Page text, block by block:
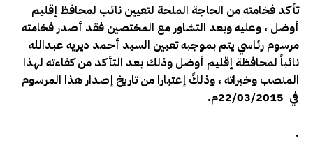
تأكد فخامته من الحاجة الملحة لتعيين نائب لمحافظ إقليم
أوضل ، وعليه وبعد التشاور مع المختصين فقد أصدر فخامته
مرسوم رئاسي يتم بموجبه تعيين السيد أحمد ديريه عبدالله
نائباً لمحافظة إقليم أوضل وذلك بعد التأكد من كفاءته لهذا
المنصب وخبراته ، وذلكً إعتبارا من تاريخ إصدار هذا المرسوم
في 22/03/2015م.
.